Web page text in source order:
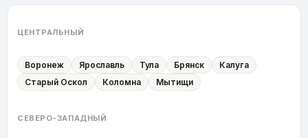
ЦЕНТРАЛЬНЫЙ
Воронеж Ярославль Тула Брянск
Калуга
Старый Оскол
Коломна Мытищи
СЕВЕРО-ЗАПАДНЫЙ